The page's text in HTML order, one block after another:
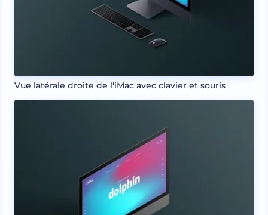
Vue latérale droite de l'iMac avec clavier et souris